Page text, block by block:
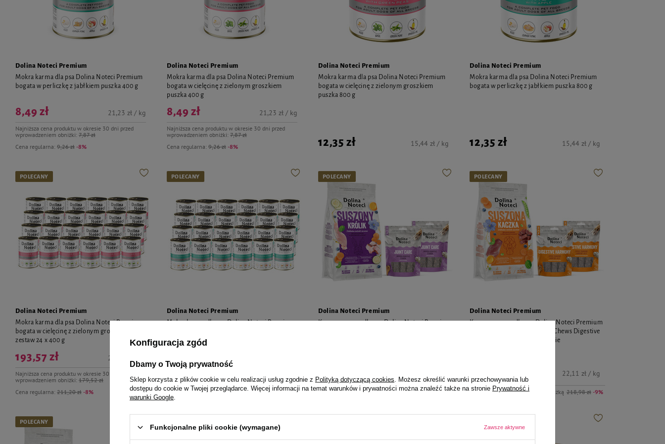
Dolina Noteci Premium
Mokra karma dla psa Dolina Noteci Premium
bogata w perliczkę z jabłkiem puszka 400 g
Cena regularna: 9,26 zł -8%
8,49 zł
Najniższa cena produktu w okresie 30 dni przed
wprowadzeniem obniżki: 7,87 zł
21,23 zł / kg
Dolina Noteci Premium
Mokra karma dla psa Dolina Noteci Premium
bogata w cielęcinę z zielonym groszkiem
puszka 400 g
Cena regularna: 9,26 zł -8%
8,49 zł
Najniższa cena produktu w okresie 30 dni przed
wprowadzeniem obniżki: 7,87 zł
21,23 zł / kg
Dolina Noteci Premium
Mokra karma dla psa Dolina Noteci Premium
bogata w cielęcinę z zielonym groszkiem
puszka 800 g
12,35 zł 15,44 zł / kg
Dolina Noteci Premium
Mokra karma dla psa Dolina Noteci Premium
bogata w perliczkę z jabłkiem puszka 800 g
12,35 zł 15,44 zł / kg
POLECANY
Dolina Noteci Premium
Mokra karma dla psa Dolina Noteci Premium
bogata w cielęcinę z zielonym groszkiem
zestaw 24 x 400 g
Cena regularna: 211,20 zł -8%
193,57 zł
Najniższa cena produktu w okresie 30 dni przed
wprowadzeniem obniżki: 179,52 zł
20,16 zł / kg
POLECANY
Dolina Noteci Premium
Mokra karma dla psa Dolina Noteci Premium
Cena regularna: 211,20 zł -8%
wprowadzeniem obniżki:179,52 zł
POLECANY
Dolina Noteci Premium
Karma suszona dla psa Dolina Noteci Premium
Najniższa cena z 30 dni przed obniżką 218,98 zł -9%
POLECANY
Dolina Noteci Premium
Karma suszona dla psa Dolina Noteci Premium
kaczka 9 kg + gratis 2 x Smart Chews Digestive
Harmony wspierające trawienie
Najniższa cena z 30 dni przed obniżką 218,98 zł -9%
22,11 zł / kg
POLECANY
Konfiguracja zgód
Dbamy o Twoją prywatność
Sklep korzysta z plików cookie w celu realizacji usług zgodnie z Polityką dotyczącą cookies . Możesz określić warunki przechowywania lub
dostępu do cookie w Twojej przeglądarce. Więcej informacji na temat warunków i prywatności można znaleźć także na stronie Prywatność i
warunki Google
Funkcjonalne pliki cookie (wymagane) Zawsze aktywne